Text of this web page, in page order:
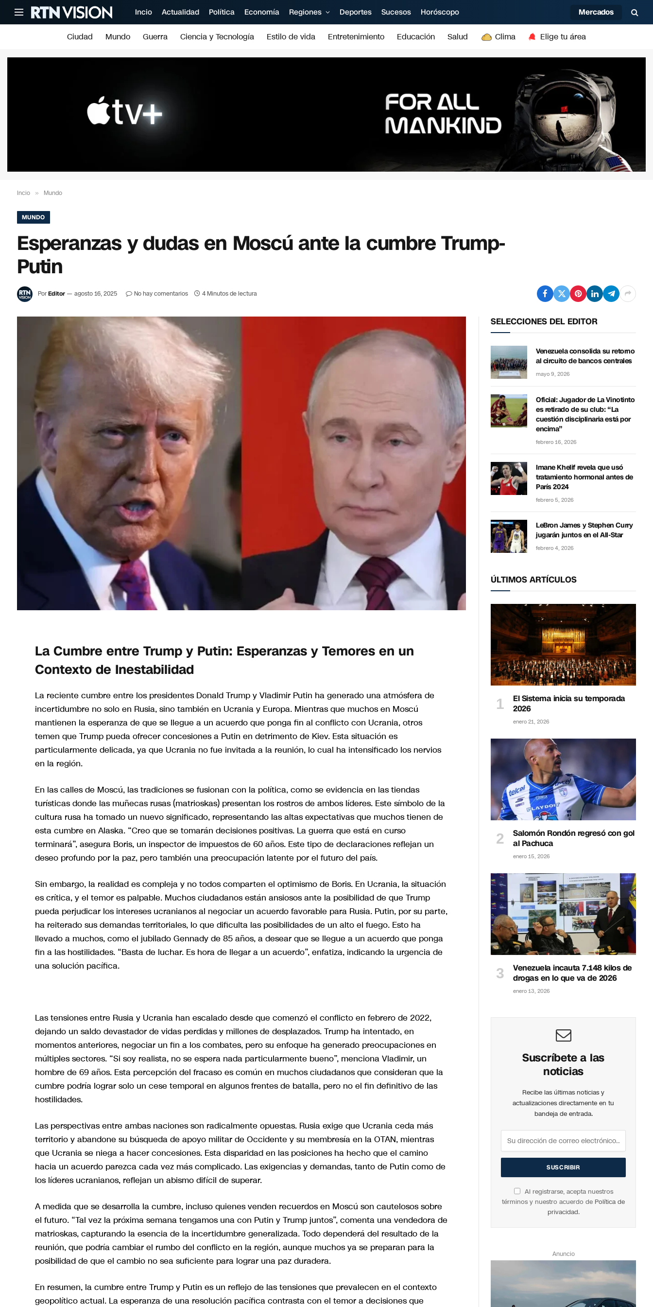
Incio Actualidad Política Economía Regiones Deportes Sucesos Horóscopo Mercados
Ciudad Mundo Guerra Ciencia y Tecnología Estilo de vida Entretenimiento Educación Salud Clima Elige tu área
Incio » Mundo
MUNDO
Esperanzas y dudas en Moscú ante la cumbre Trump-
Putin
PorEditor agosto 16, 2025 No hay comentarios 4 Minutos de lectura
La Cumbre entre Trump y Putin: Esperanzas y Temores en un
Contexto de Inestabilidad
La reciente cumbre entre los presidentes Donald Trump y Vladimir Putin ha generado una atmósfera de
incertidumbre no solo en Rusia, sino también en Ucrania y Europa. Mientras que muchos en Moscú
mantienen la esperanza de que se llegue a un acuerdo que ponga fin al conflicto con Ucrania, otros
temen que Trump pueda ofrecer concesiones a Putin en detrimento de Kiev. Esta situación es
particularmente delicada, ya que Ucrania no fue invitada a la reunión, lo cual ha intensificado los nervios
en la región.
En las calles de Moscú, las tradiciones se fusionan con la política, como se evidencia en las tiendas
turísticas donde las muñecas rusas (matrioskas) presentan los rostros de ambos líderes. Este símbolo de la
cultura rusa ha tomado un nuevo significado, representando las altas expectativas que muchos tienen de
esta cumbre en Alaska. “Creo que se tomarán decisiones positivas. La guerra que está en curso
terminará”, asegura Boris, un inspector de impuestos de 60 años. Este tipo de declaraciones reflejan un
deseo profundo por la paz, pero también una preocupación latente por el futuro del país.
Sin embargo, la realidad es compleja y no todos comparten el optimismo de Boris. En Ucrania, la situación
es crítica, y el temor es palpable. Muchos ciudadanos están ansiosos ante la posibilidad de que Trump
pueda perjudicar los intereses ucranianos al negociar un acuerdo favorable para Rusia. Putin, por su parte,
ha reiterado sus demandas territoriales, lo que dificulta las posibilidades de un alto el fuego. Esto ha
llevado a muchos, como el jubilado Gennady de 85 años, a desear que se llegue a un acuerdo que ponga
fin a las hostilidades. “Basta de luchar. Es hora de llegar a un acuerdo”, enfatiza, indicando la urgencia de
una solución pacífica.
Las tensiones entre Rusia y Ucrania han escalado desde que comenzó el conflicto en febrero de 2022,
dejando un saldo devastador de vidas perdidas y millones de desplazados. Trump ha intentado, en
momentos anteriores, negociar un fin a los combates, pero su enfoque ha generado preocupaciones en
múltiples sectores. “Si soy realista, no se espera nada particularmente bueno”, menciona Vladimir, un
hombre de 69 años. Esta percepción del fracaso es común en muchos ciudadanos que consideran que la
cumbre podría lograr solo un cese temporal en algunos frentes de batalla, pero no el fin definitivo de las
hostilidades.
Las perspectivas entre ambas naciones son radicalmente opuestas. Rusia exige que Ucrania ceda más
territorio y abandone su búsqueda de apoyo militar de Occidente y su membresía en la OTAN, mientras
que Ucrania se niega a hacer concesiones. Esta disparidad en las posiciones ha hecho que el camino
hacia un acuerdo parezca cada vez más complicado. Las exigencias y demandas, tanto de Putin como de
los líderes ucranianos, reflejan un abismo difícil de superar.
A medida que se desarrolla la cumbre, incluso quienes venden recuerdos en Moscú son cautelosos sobre
el futuro. “Tal vez la próxima semana tengamos una con Putin y Trump juntos”, comenta una vendedora de
matrioskas, capturando la esencia de la incertidumbre generalizada. Todo dependerá del resultado de la
reunión, que podría cambiar el rumbo del conflicto en la región, aunque muchos ya se preparan para la
posibilidad de que el cambio no sea suficiente para lograr una paz duradera.
En resumen, la cumbre entre Trump y Putin es un reflejo de las tensiones que prevalecen en el contexto
geopolítico actual. La esperanza de una resolución pacífica contrasta con el temor a decisiones que
SELECCIONES DEL EDITOR
Venezuela consolida su retorno
al circuito de bancos centrales
mayo 9, 2026
Oficial: Jugador de La Vinotinto
es retirado de su club: “La
cuestión disciplinaria está por
encima”
febrero 16, 2026
Imane Khelif revela que usó
tratamiento hormonal antes de
París 2024
febrero 5, 2026
LeBron James y Stephen Curry
jugarán juntos en el All-Star
febrero 4, 2026
ÚLTIMOS ARTÍCULOS
El Sistema inicia su temporada
2026
enero 21, 2026
Salomón Rondón regresó con gol
al Pachuca
enero 15, 2026
Venezuela incauta 7.148 kilos de
drogas en lo que va de 2026
enero 13, 2026
Suscríbete a las
noticias
Recibe las últimas noticias y
actualizaciones directamente en tu
bandeja de entrada.
Al registrarse, acepta nuestros
términos y nuestro acuerdo de Política de
privacidad.
Anuncio